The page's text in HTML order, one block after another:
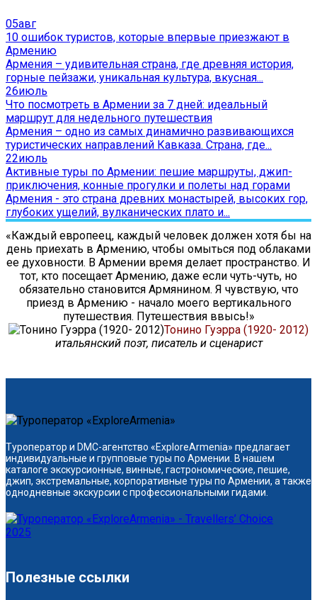
05авг
10 ошибок туристов, которые впервые приезжают в
Армению
Армения – удивительная страна, где древняя история,
горные пейзажи, уникальная культура, вкусная...
26июль
Что посмотреть в Армении за 7 дней: идеальный
маршрут для недельного путешествия
Армения – одно из самых динамично развивающихся
туристических направлений Кавказа. Страна, где...
22июль
Активные туры по Армении: пешие маршруты, джип-
приключения, конные прогулки и полеты над горами
Армения - это страна древних монастырей, высоких гор,
глубоких ущелий, вулканических плато и...
«Каждый европеец, каждый человек должен хотя бы на
день приехать в Армению, чтобы омыться под облаками
ее духовности. В Армении время делает пространство. И
тот, кто посещает Армению, даже если чуть-чуть, но
обязательно становится Армянином. Я чувствую, что
приезд в Армению - начало моего вертикального
путешествия. Путешествия ввысь!»
Тонино Гуэрра (1920- 2012)
итальянский поэт, писатель и сценарист
Туроператор и DMC-агентство «ExploreArmenia» предлагает
индивидуальные и групповые туры по Армении. В нашем
каталоге экскурсионные, винные, гастрономические, пешие,
джип, экстремальные, корпоративные туры по Армении, а также
однодневные экскурсии с профессиональными гидами.
Полезные ссылки